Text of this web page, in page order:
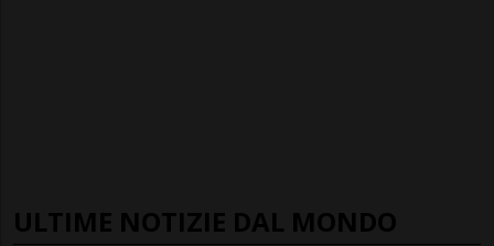
ULTIME NOTIZIE DAL MONDO